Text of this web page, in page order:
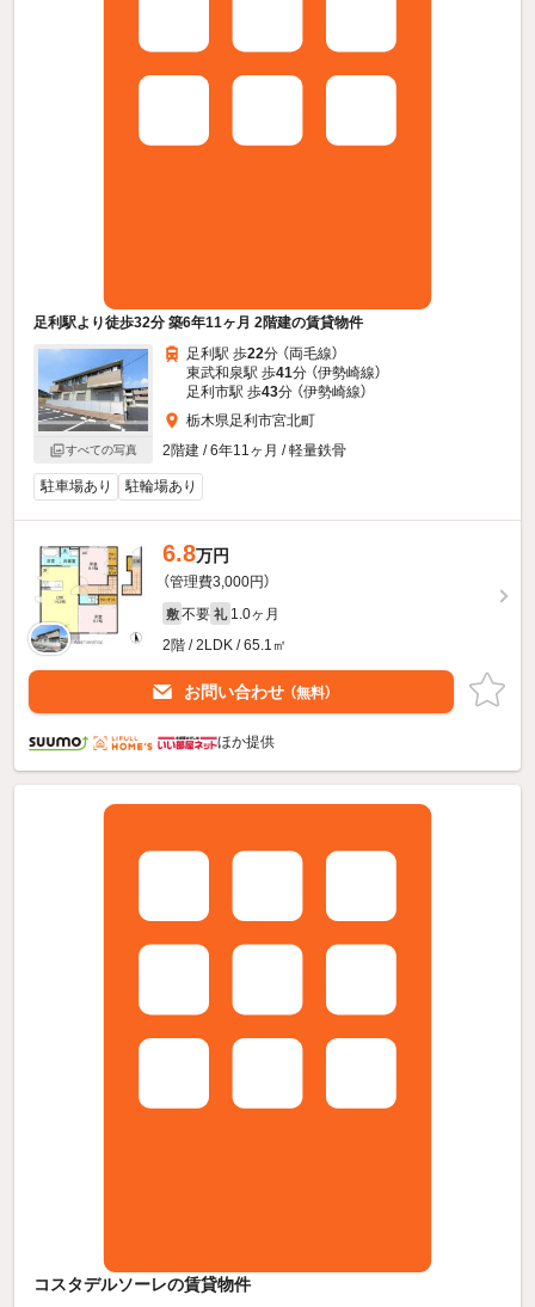
足利駅より徒歩32分 築6年11ヶ月 2階建の賃貸物件
すべての写真
足利駅 歩22分 （両毛線）
東武和泉駅 歩41分 （伊勢崎線）
足利市駅 歩43分 （伊勢崎線）
栃木県足利市宮北町
2階建 / 6年11ヶ月 / 軽量鉄骨
駐車場あり 駐輪場あり
6.8万円
（管理費3,000円）
敷 不要 礼 1.0ヶ月
2階 / 2LDK / 65.1㎡
お問い合わせ （無料）
ほか提供
コスタデルソーレの賃貸物件